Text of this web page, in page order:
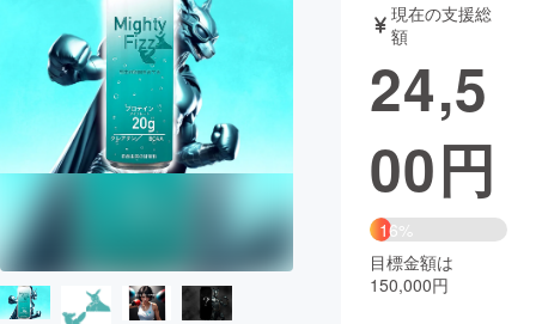
テクノロジー・ガジェット
映像・映画 書籍・雑誌
ビジネス・起業 チャレンジ
まちづくり・地域活性化
CAMPFIRE for Social Good
CAMPFIRE Creation
現在の支援総
額
24,5
00円
16%
目標金額は
150,000円